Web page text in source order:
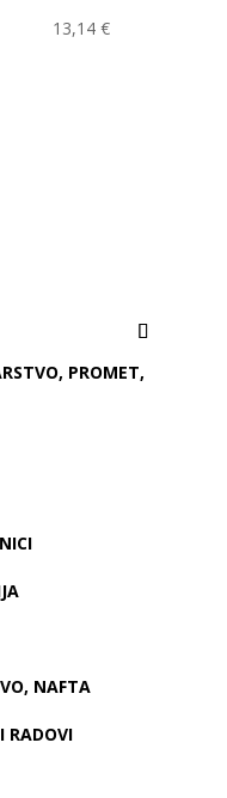
13,14 €
PROMET,
NAFTA
RADOVI